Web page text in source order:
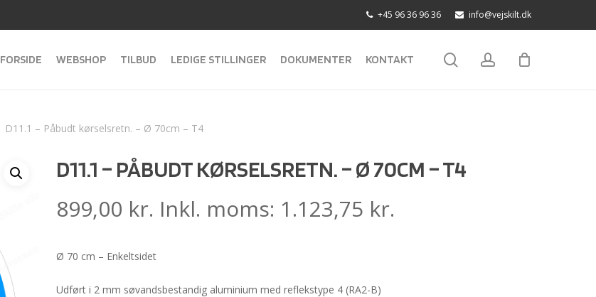
+45 96 36 96 36 info@vejskilt.dk
FORSIDE WEBSHOP TILBUD LEDIGE STILLINGER DOKUMENTER KONTAKT searchaccount
D11.1 – Påbudt kørselsretn. – Ø 70cm – T4
D11.1 – PÅBUDT KØRSELSRETN. – Ø 70CM – T4
899,00 kr. Inkl. moms: 1.123,75 kr.
Ø 70 cm – Enkeltsidet
Udført i 2 mm søvandsbestandig aluminium med reflekstype 4 (RA2-B)